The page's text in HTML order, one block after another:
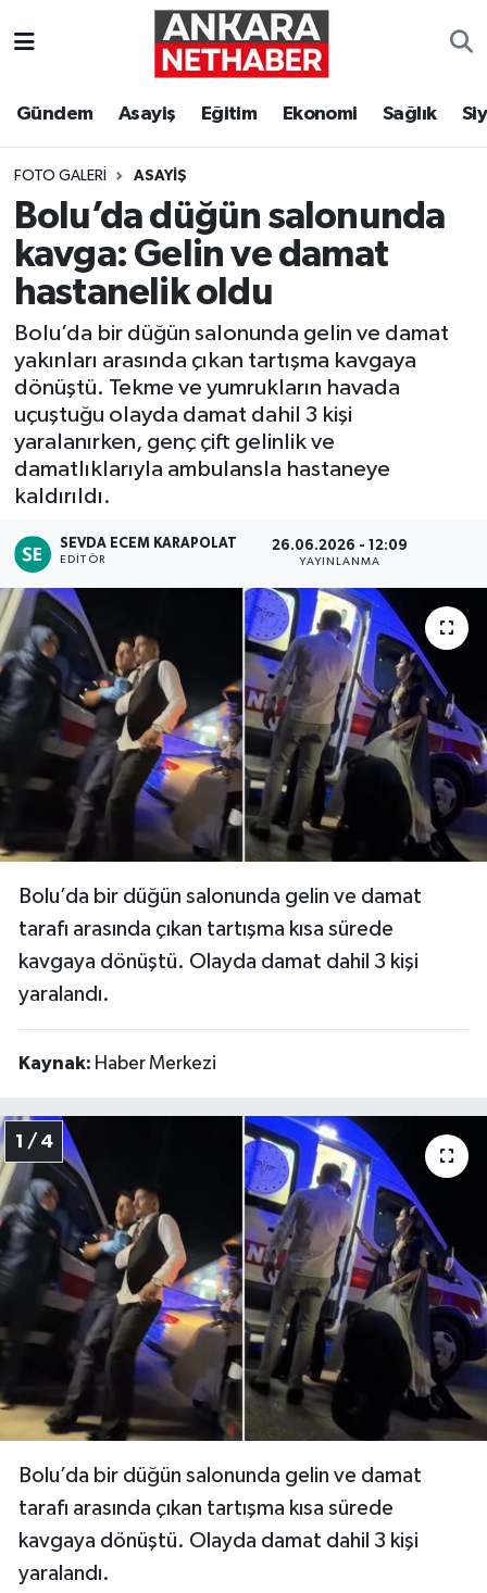
Gündem Asayiş Eğitim Ekonomi Sağlık
FOTO GALERI ASAYIŞ
Bolu’da düğün salonunda
kavga: Gelin ve damat
hastanelik oldu
Bolu’da bir düğün salonunda gelin ve damat
yakınları arasında çıkan tartışma kavgaya
dönüştü. Tekme ve yumrukların havada
uçuştuğu olayda damat dahil 3 kişi
yaralanırken, genç çift gelinlik ve
damatlıklarıyla ambulansla hastaneye
kaldırıldı.
SEVDA ECEM KARAPOLAT
EDITÖR
26.06.2026 - 12:09
YAYINLANMA
Bolu’da bir düğün salonunda gelin ve damat
tarafı arasında çıkan tartışma kısa sürede
kavgaya dönüştü. Olayda damat dahil 3 kişi
yaralandı.
Kaynak: Haber Merkezi
1 / 4
Bolu’da bir düğün salonunda gelin ve damat
tarafı arasında çıkan tartışma kısa sürede
kavgaya dönüştü. Olayda damat dahil 3 kişi
yaralandı.
Ekonomi
Gündem
Kim Kimdir Nereli
Resmi İlanlar
Sağlık
Teknoloji
Yaşam
Ankara Hava Durumu
Tüm Manşetler
Son Dakika Haberleri
Haber Arşivi